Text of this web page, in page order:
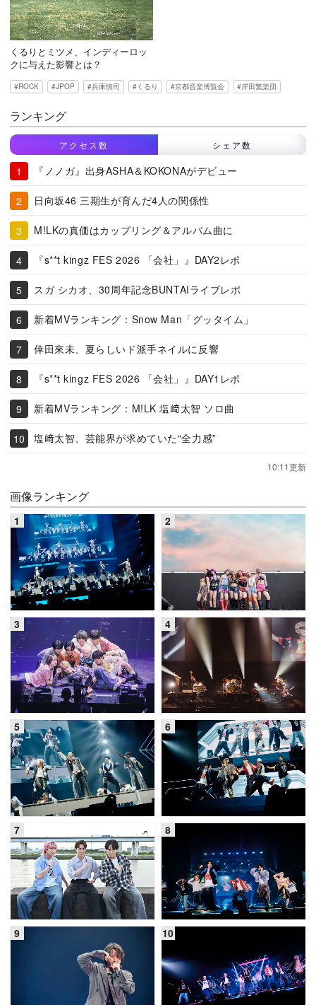
くるりとミツメ、インディーロッ
クに与えた影響とは？
ROCK JPOP 兵庫慎司 くるり 京都音楽博覧会 岸田繁楽団
ランキング
アクセス数 シェア数
『ノノガ』出身ASHA＆KOKONAがデビュー
日向坂46 三期生が育んだ4人の関係性
M!LKの真価はカップリング＆アルバム曲に
『s**t kingz FES 2026 「会社」』DAY2レポ
スガ シカオ、30周年記念BUNTAIライブレポ
新着MVランキング：Snow Man「グッタイム」
倖田來未、夏らしいド派手ネイルに反響
『s**t kingz FES 2026 「会社」』DAY1レポ
新着MVランキング：M!LK 塩﨑太智 ソロ曲
塩﨑太智、芸能界が求めていた“全力感”
10:11更新
画像ランキング